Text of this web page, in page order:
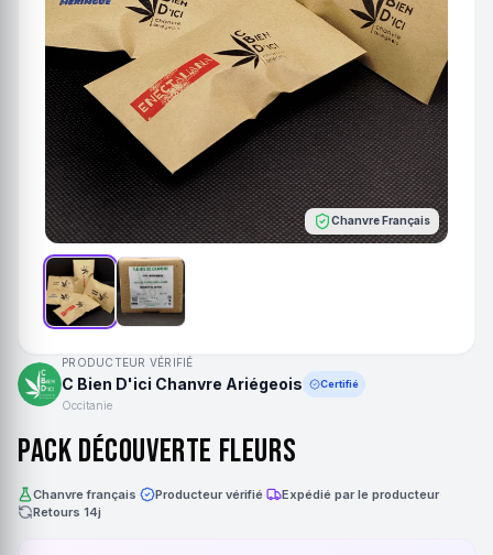
Chanvre Français
PRODUCTEUR VÉRIFIÉ
C Bien D'ici Chanvre Ariégeois Certifié
Occitanie
pack découverte fleurs
Chanvre français Producteur vérifié Expédié par le producteur·
Retours 14j